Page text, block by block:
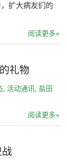
扩大病友们的
阅读更多»
礼物
活动通讯 盐田
阅读更多»
战